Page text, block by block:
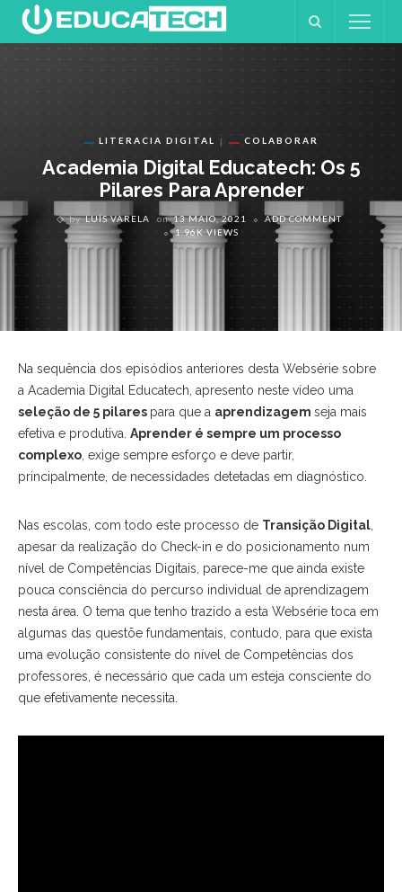
LITERACIA DIGITAL COLABORAR
Academia Digital Educatech: Os 5
Pilares Para Aprender
by LUÍS VARELA on 13 MAIO, 2021
ADD COMMENT
1.96K VIEWS
Na sequência dos episódios anteriores desta Websérie sobre
a Academia Digital Educatech, apresento neste vídeo uma
seleção de 5 pilares para que a aprendizagem seja mais
efetiva e produtiva. Aprender é sempre um processo
complexo , exige sempre esforço e deve partir,
principalmente, de necessidades detetadas em diagnóstico.
Nas escolas, com todo este processo de Transição Digital
apesar da realização do Check-in e do posicionamento num
nível de Competências Digitais, parece-me que ainda existe
pouca consciência do percurso individual de aprendizagem
nesta área. O tema que tenho trazido a esta Websérie toca em
algumas das questõe fundamentais, contudo, para que exista
uma evolução consistente do nível de Competências dos
professores, é necessário que cada um esteja consciente do
que efetivamente necessita.